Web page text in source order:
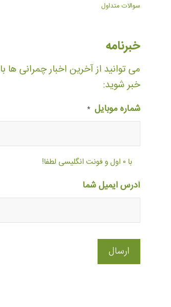
سوالات متداول
خبرنامه
می توانید از آخرین اخبار چمرانی ها با
خبر شوید:
شماره موبایل *
با ۰ اول و فونت انگلیسی لطفا!
آدرس ایمیل شما